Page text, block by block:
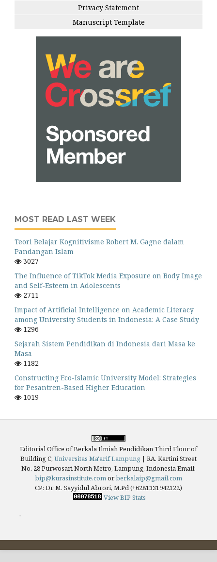
Privacy Statement
Manuscript Template
MOST READ LAST WEEK
Teori Belajar Kognitivisme Robert M. Gagne dalam
Pandangan Islam
3027
The Influence of TikTok Media Exposure on Body Image
and Self-Esteem in Adolescents
2711
Impact of Artificial Intelligence on Academic Literacy
among University Students in Indonesia: A Case Study
1296
Sejarah Sistem Pendidikan di Indonesia dari Masa ke
Masa
1182
Constructing Eco-Islamic University Model: Strategies
for Pesantren-Based Higher Education
1019
Editorial Office of Berkala Ilmiah Pendidikan Third Floor of
Building C, Universitas Ma'arif Lampung | RA. Kartini Street
No. 28 Purwosari North Metro, Lampung, IndonesiaEmail:
bip@kurasinstitute.comorberkalaip@gmail.com
CP: Dr. M. Sayyidul Abrori, M.Pd (+6281331942122)
View BIP Stats
.